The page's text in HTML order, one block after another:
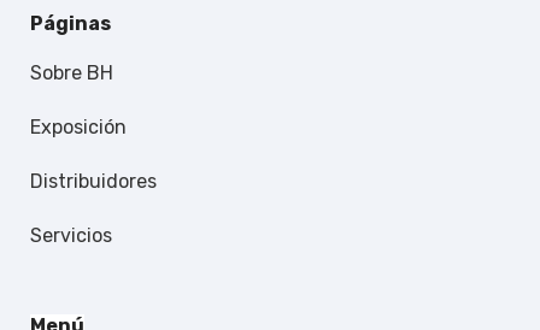
Páginas
Sobre BH
Exposición
Distribuidores
Servicios
Menú